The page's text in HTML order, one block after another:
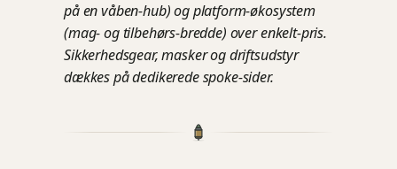
på en våben-hub) og platform-økosystem
(mag- og tilbehørs-bredde) over enkelt-pris.
Sikkerhedsgear, masker og driftsudstyr
dækkes på dedikerede spoke-sider.